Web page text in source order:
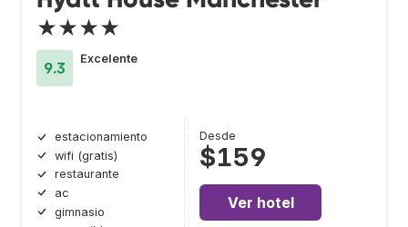
★★★★
9.3
Excelente
estacionamiento
wifi (gratis)
restaurante
ac
gimnasio
Desde
$159
Ver hotel